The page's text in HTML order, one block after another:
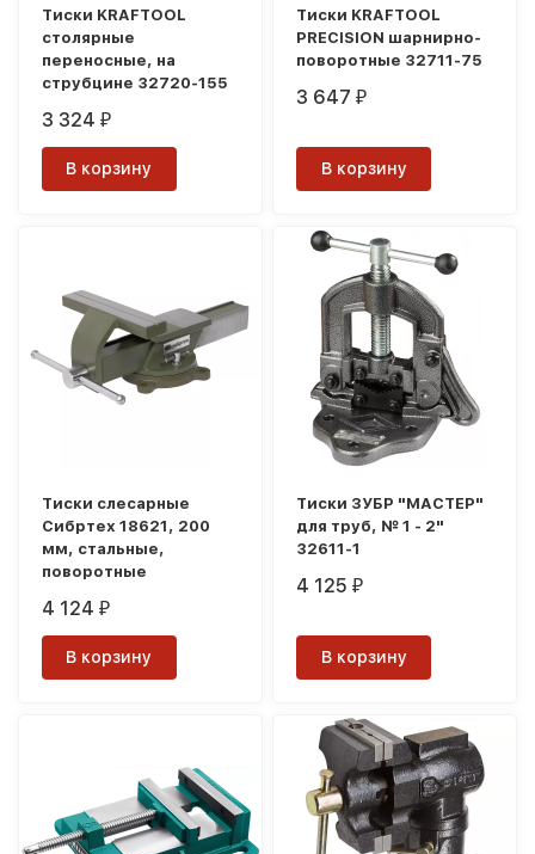
Тиски KRAFTOOL
столярные
переносные, на
струбцине 32720-155
3 324₽
В корзину
Тиски KRAFTOOL
PRECISION шарнирно-
поворотные 32711-75
3 647₽
В корзину
Тиски слесарные
Сибртех 18621, 200
мм, стальные,
поворотные
4 124₽
В корзину
Тиски ЗУБР "МАСТЕР"
для труб, № 1 - 2"
32611-1
4 125₽
В корзину